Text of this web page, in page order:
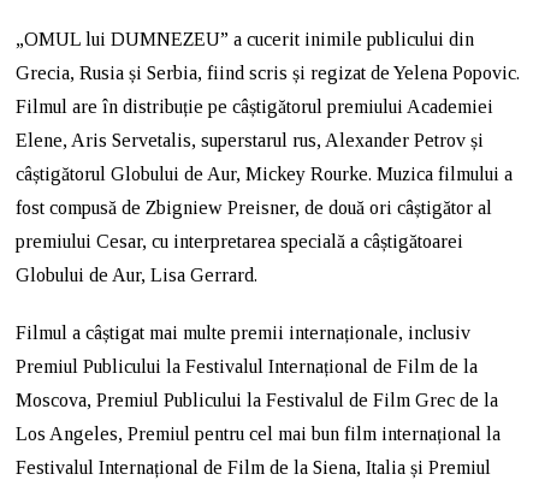
„OMUL lui DUMNEZEU” a cucerit inimile publicului din
Grecia, Rusia și Serbia, fiind scris și regizat de Yelena Popovic.
Filmul are în distribuție pe câștigătorul premiului Academiei
Elene, Aris Servetalis, superstarul rus, Alexander Petrov și
câștigătorul Globului de Aur, Mickey Rourke. Muzica filmului a
fost compusă de Zbigniew Preisner, de două ori câștigător al
premiului Cesar, cu interpretarea specială a câștigătoarei
Globului de Aur, Lisa Gerrard.
Filmul a câștigat mai multe premii internaționale, inclusiv
Premiul Publicului la Festivalul Internațional de Film de la
Moscova, Premiul Publicului la Festivalul de Film Grec de la
Los Angeles, Premiul pentru cel mai bun film internațional la
Festivalul Internațional de Film de la Siena, Italia și Premiul